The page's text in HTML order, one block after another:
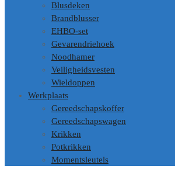
Blusdeken
Brandblusser
EHBO-set
Gevarendriehoek
Noodhamer
Veiligheidsvesten
Wieldoppen
Werkplaats
Gereedschapskoffer
Gereedschapswagen
Krikken
Potkrikken
Momentsleutels